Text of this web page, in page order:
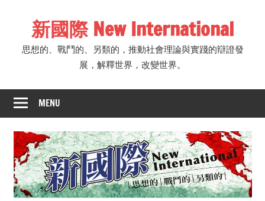
新國際 New International
思想的、戰鬥的、另類的，推動社會理論與實踐的辯證發
展，解釋世界，改變世界。
MENU